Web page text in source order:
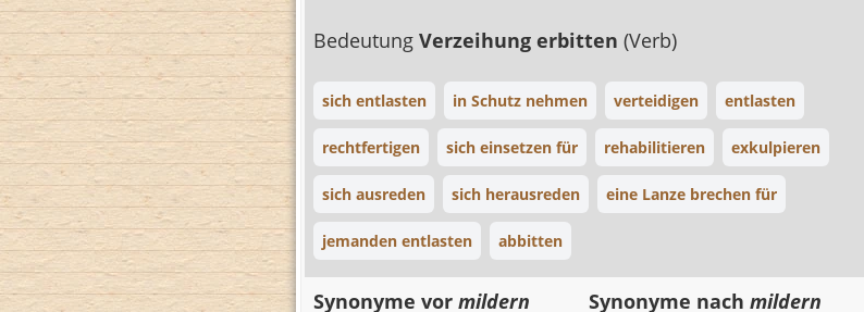
Bedeutung Verzeihung erbitten (Verb)
sich entlasten in Schutz nehmen verteidigen entlasten
rechtfertigen sich einsetzen für rehabilitieren exkulpieren
sich ausreden sich herausreden eine Lanze brechen für
jemanden entlasten abbitten
Synonyme vor mildern Synonyme nachmildern